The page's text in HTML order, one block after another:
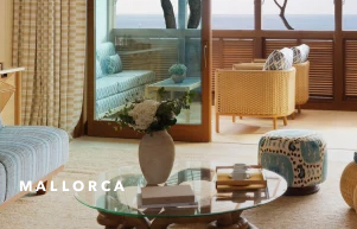
MALLORCA